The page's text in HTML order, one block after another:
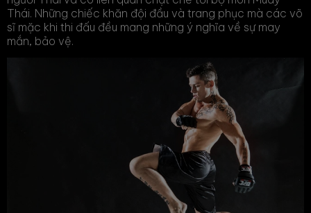
Thái. Những chiếc khăn đội đầu và trang phục mà các võ
sĩ mặc khi thi đấu đều mang những ý nghĩa về sự may
mắn, bảo vệ.